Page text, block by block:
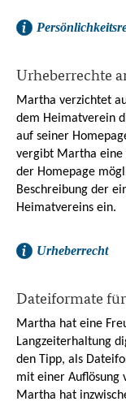
Urheberrechte
Martha verzichtet
dem Heimatverein
auf seiner
vergibt Martha eine
der Homepage
Beschreibung der
Heimatvereins ein.
Urheberrecht
Dateiformate
Martha hat eine
Langzeiterhaltung
den Tipp, als
mit einer Auflösung
Martha hat